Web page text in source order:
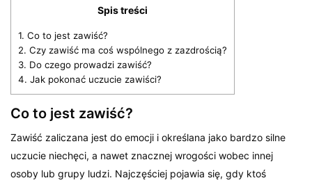
Spis treści
1. Co to jest zawiść?
2. Czy zawiść ma coś wspólnego z zazdrością?
3. Do czego prowadzi zawiść?
4. Jak pokonać uczucie zawiści?
Co to jest zawiść?
Zawiść zaliczana jest do emocji i określana jako bardzo silne
uczucie niechęci, a nawet znacznej wrogości wobec innej
osoby lub grupy ludzi. Najczęściej pojawia się, gdy ktoś